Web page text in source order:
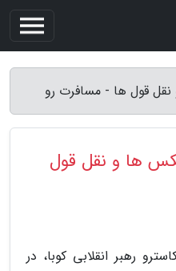
قول ها - مسافرت رو
ها و نقل قول
رهبر انقلابی کوبا، در